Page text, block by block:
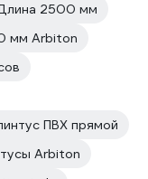
2500 мм
мм Arbiton
ПВХ прямой
Arbiton